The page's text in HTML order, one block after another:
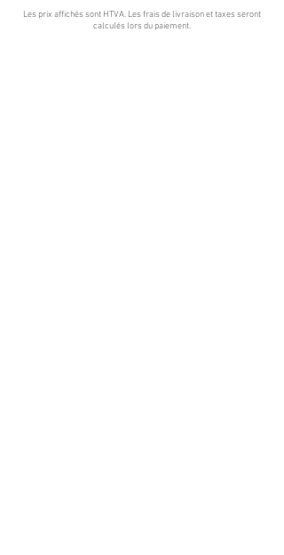
Les prix affichés sont HTVA. Les frais de livraison et taxes seront
calculés lors du paiement.